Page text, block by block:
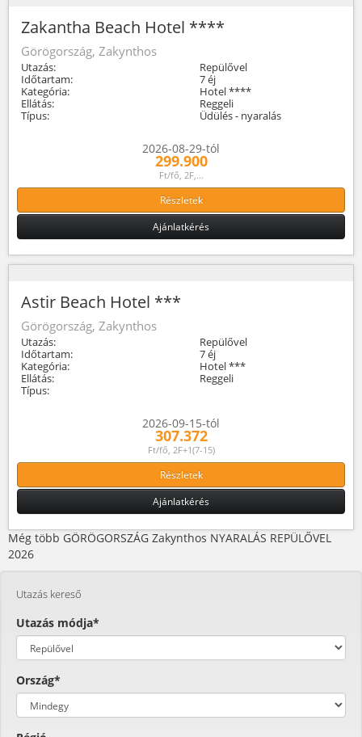
Zakantha Beach Hotel ****
Görögország, Zakynthos
Utazás:
Repülővel
Időtartam:
7 éj
Kategória:
Hotel ****
Ellátás:
Reggeli
Típus:
Üdülés - nyaralás
2026-08-29-tól
299.900
Ft/fő, 2F,...
Részletek
Ajánlatkérés
Astir Beach Hotel ***
Görögország, Zakynthos
Utazás:
Repülővel
Időtartam:
7 éj
Kategória:
Hotel ***
Ellátás:
Reggeli
Típus:
2026-09-15-tól
307.372
Ft/fő, 2F+1(7-15)
Részletek
Ajánlatkérés
Még több GÖRÖGORSZÁG Zakynthos NYARALÁS REPÜLŐVEL
2026
Utazás kereső
Utazás módja*
Ország*